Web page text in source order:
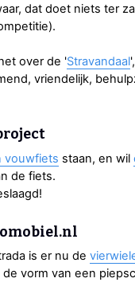
dat doet niets ter
over de 'Stravandaal
vriendelijk,
vouwfiets staan, en wil
de fiets.
is er nu de
vorm van een